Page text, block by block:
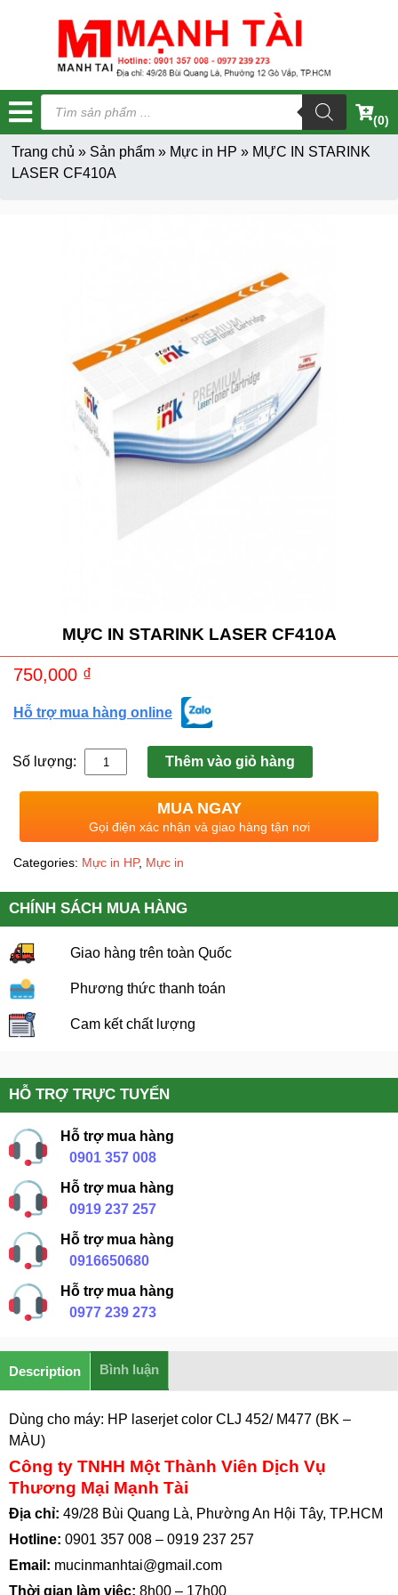
Tìm
kiếm
sản
phẩm
(0)
Trang chủ » Sản phẩm» Mực in HP » MỰC IN STARINK
LASER CF410A
MỰC IN STARINK LASER CF410A
750,000 ₫
Hỗ trợ mua hàng online
Số lượng: Thêm vào giỏ hàng
MUA NGAY
Gọi điện xác nhận và giao hàng tận nơi
Categories: Mực in HP, Mực in
CHÍNH SÁCH MUA HÀNG
Giao hàng trên toàn Quốc
Phương thức thanh toán
Cam kết chất lượng
HỖ TRỢ TRỰC TUYẾN
Hỗ trợ mua hàng
0901 357 008
Hỗ trợ mua hàng
0919 237 257
Hỗ trợ mua hàng
0916650680
Hỗ trợ mua hàng
0977 239 273
Description Bình luận
Dùng cho máy: HP laserjet color CLJ 452/ M477 (BK –
MÀU)
Công ty TNHH Một Thành Viên Dịch Vụ
Thương Mại Mạnh Tài
Địa chỉ: 49/28 Bùi Quang Là, Phường An Hội Tây, TP.HCM
Hotline: 0901 357 008 – 0919 237 257
Email: mucinmanhtai@gmail.com
Thời gian làm việc: 8h00 – 17h00